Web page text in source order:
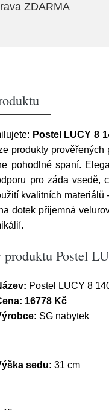
ZDARMA
Postel LUCY 8
produkty
pohodlné spaní.
pro záda vsedě,
kvalitních materiálů
dotek příjemná
produktu Postel
Postel LUCY 8
16778 Kč
SG nabytek
sedu: 31 cm